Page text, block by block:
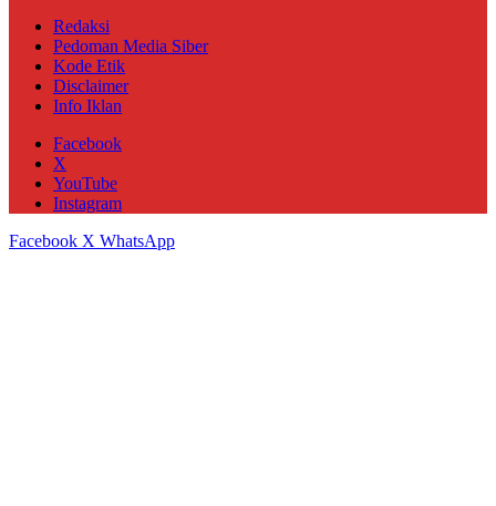
Redaksi
Pedoman Media Siber
Kode Etik
Disclaimer
Info Iklan
Facebook
X
YouTube
Instagram
Facebook X WhatsApp